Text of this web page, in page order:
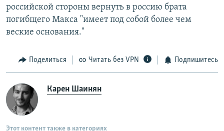
российской стороны вернуть в россию брата
погибщего Макса "имеет под собой более чем
веские основания."
Поделиться Читать без VPN Подпишитесь
Карен Шаинян
Этот контент также в категориях